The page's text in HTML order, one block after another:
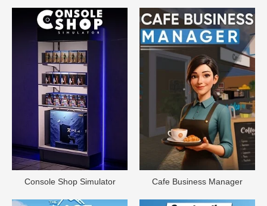
Console Shop Simulator Cafe Business Manager